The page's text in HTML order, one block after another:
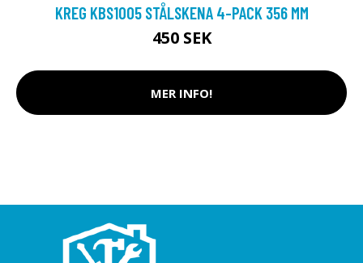
KREG KBS1005 STÅLSKENA 4-PACK 356 MM
450 SEK
MER INFO!